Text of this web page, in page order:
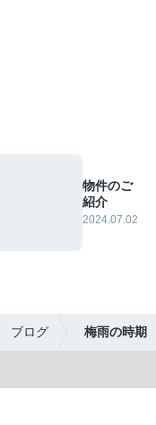
物件のご
紹介
2024.07.02
ブログ 梅雨の時期